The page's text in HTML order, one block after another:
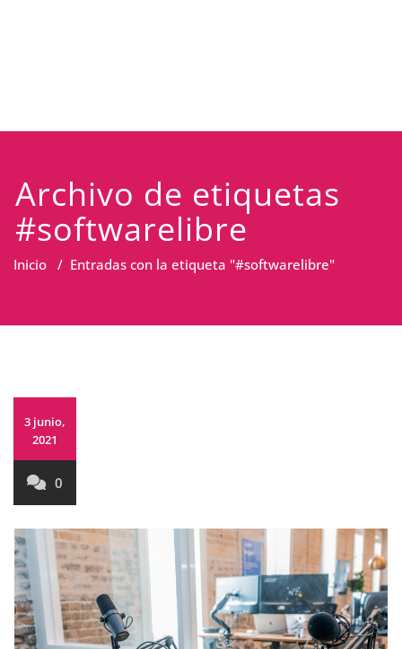
Archivo de etiquetas
#softwarelibre
Inicio / Entradas con la etiqueta "#softwarelibre"
3 junio,
2021
0